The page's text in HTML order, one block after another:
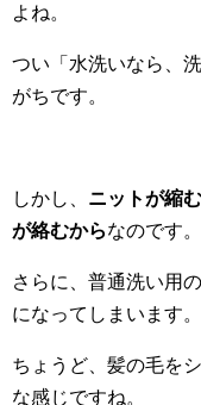
よね。
つい「水洗いなら、
がちです。
しかし、 ニットが縮
が絡むからなのです。
さらに、普通洗い用
になってしまいます。
ちょうど、髪の毛を
な感じですね。